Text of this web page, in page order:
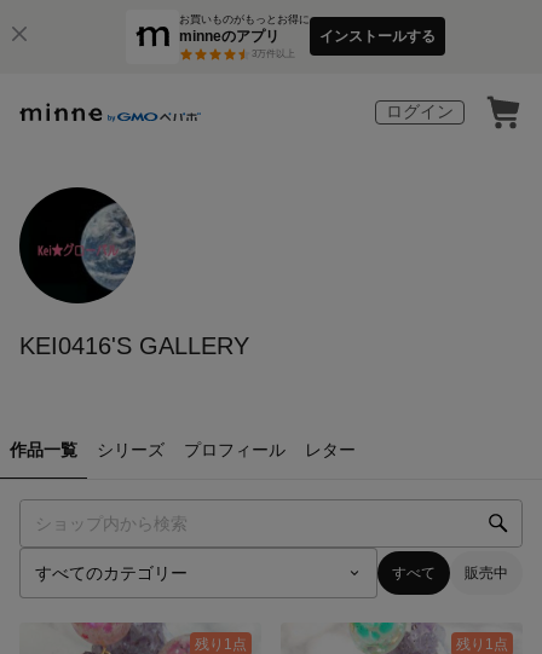
お買いものがもっとお得に
minneのアプリ
3万件以上
インストールする
ログイン
KEI0416'S GALLERY
作品一覧 シリーズ プロフィール レター
すべて 販売中
残り1点 残り1点